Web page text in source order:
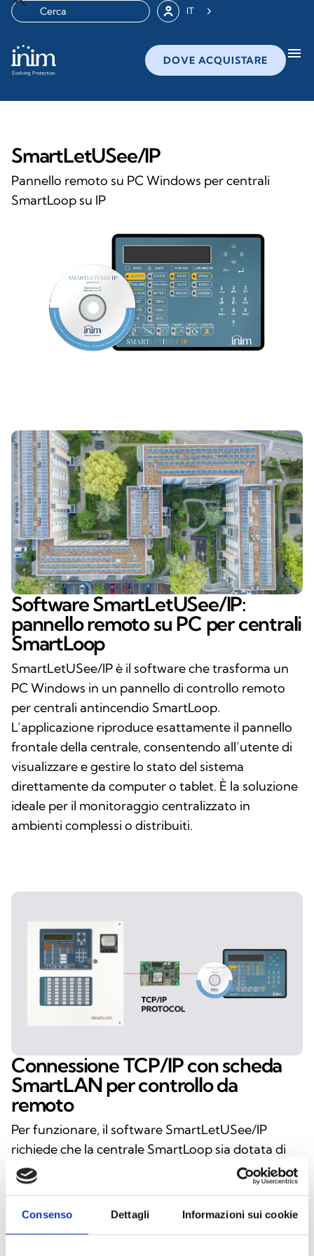
Consenso Dettagli Informazioni sui cookie
IT
DOVE ACQUISTARE menu
SmartLetUSee/IP
Pannello remoto su PC Windows per centrali
SmartLoop su IP
Software SmartLetUSee/IP:
pannello remoto su PC per centrali
SmartLoop
SmartLetUSee/IP è il software che trasforma un
PC Windows in un pannello di controllo remoto
per centrali antincendio SmartLoop.
L’applicazione riproduce esattamente il pannello
frontale della centrale, consentendo all’utente di
visualizzare e gestire lo stato del sistema
direttamente da computer o tablet. È la soluzione
ideale per il monitoraggio centralizzato in
ambienti complessi o distribuiti.
Connessione TCP/IP con scheda
SmartLAN per controllo da
remoto
Per funzionare, il software SmartLetUSee/IP
richiede che la centrale SmartLoop sia dotata di
scheda SmartLAN o SmartLAN/SF, connessa a
una rete Ethernet. La comunicazione avviene
tramite protocollo TCP/IP, assicurando velocità,